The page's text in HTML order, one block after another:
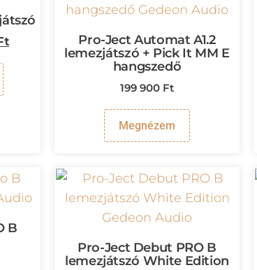
Ft
Pro-Ject Automat A1.2
lemezjátszó + Pick It MM E
hangszedő
199 900 Ft
Megnézem
B
Pro-Ject Debut PRO B
lemezjátszó White Edition